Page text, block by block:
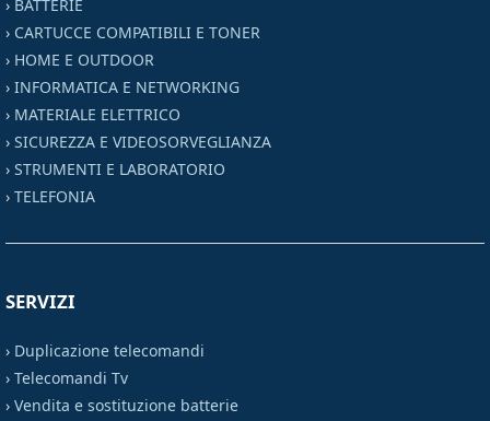
› BATTERIE
› CARTUCCE COMPATIBILI E TONER
› HOME E OUTDOOR
› INFORMATICA E NETWORKING
› MATERIALE ELETTRICO
› SICUREZZA E VIDEOSORVEGLIANZA
› STRUMENTI E LABORATORIO
› TELEFONIA
SERVIZI
› Duplicazione telecomandi
› Telecomandi Tv
› Vendita e sostituzione batterie